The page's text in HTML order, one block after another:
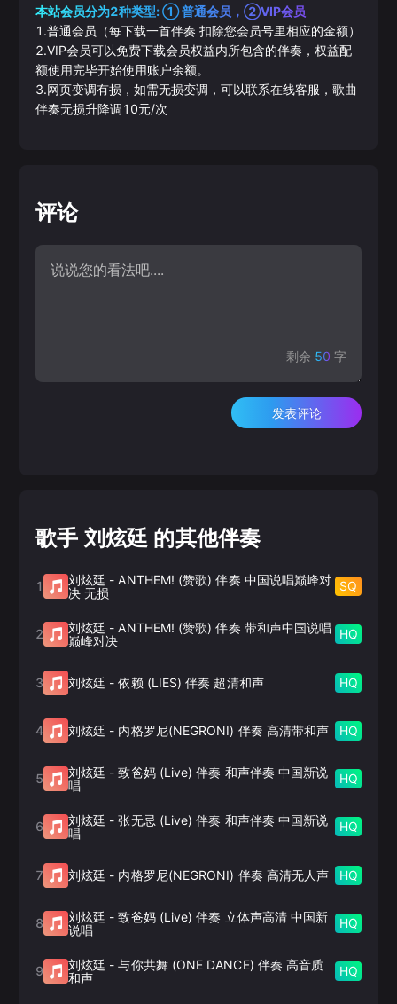
本站会员分为2种类型: ① 普通会员，②VIP会员
1.普通会员（每下载一首伴奏 扣除您会员号里相应的金额）
2.VIP会员可以免费下载会员权益内所包含的伴奏，权益配
额使用完毕开始使用账户余额。
3.网页变调有损，如需无损变调，可以联系在线客服，歌曲
伴奏无损升降调10元/次
评论
剩余 50 字
发表评论
歌手 刘炫廷 的其他伴奏
1 刘炫廷 -ANTHEM! (赞歌) 伴奏 中国说唱巅峰对
决 无损
SQ
2 刘炫廷 -ANTHEM! (赞歌) 伴奏 带和声中国说唱
巅峰对决
HQ
3 刘炫廷 -依赖 (LIES) 伴奏 超清和声 HQ
4 刘炫廷 - 内格罗尼(NEGRONI) 伴奏 高清带和声 HQ
5 刘炫廷 -致爸妈 (Live) 伴奏 和声伴奏 中国新说
唱
HQ
6 刘炫廷 -张无忌 (Live) 伴奏 和声伴奏 中国新说
唱
HQ
7 刘炫廷 - 内格罗尼(NEGRONI) 伴奏 高清无人声 HQ
8 刘炫廷 -致爸妈 (Live) 伴奏 立体声高清 中国新
说唱
HQ
9 刘炫廷 -与你共舞 (ONE DANCE) 伴奏 高音质
和声
HQ